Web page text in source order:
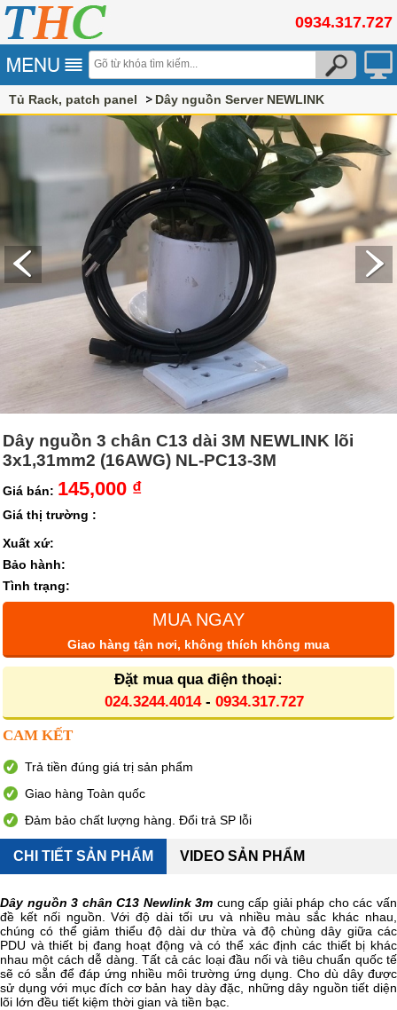
0934.317.727
Tủ Rack, patch panel Dây nguồn Server NEWLINK
Dây nguồn 3 chân C13 dài 3M NEWLINK lõi
3x1,31mm2 (16AWG) NL-PC13-3M
Giá bán: 145,000 ₫
Giá thị trường :
Xuất xứ:
Bảo hành:
Tình trạng:
MUA NGAY
Giao hàng tận nơi, không thích không mua
Đặt mua qua điện thoại:
024.3244.4014- 0934.317.727
CAM KẾT
Trả tiền đúng giá trị sản phẩm
Giao hàng Toàn quốc
Đảm bảo chất lượng hàng. Đổi trả SP lỗi
CHI TIẾT SẢN PHẨM VIDEO SẢN PHẨM
Dây nguồn 3 chân C13 Newlink 3m cung cấp giải pháp cho các vấn
đề kết nối nguồn. Với độ dài tối ưu và nhiều màu sắc khác nhau,
chúng có thể giảm thiểu độ dài dư thừa và độ chùng dây giữa các
PDU và thiết bị đang hoạt động và có thể xác định các thiết bị khác
nhau một cách dễ dàng. Tất cả các loại đầu nối và tiêu chuẩn quốc tế
sẽ có sẵn để đáp ứng nhiều môi trường ứng dụng. Cho dù dây được
sử dụng với mục đích cơ bản hay dày đặc, những dây nguồn tiết diện
lõi lớn đều tiết kiệm thời gian và tiền bạc.